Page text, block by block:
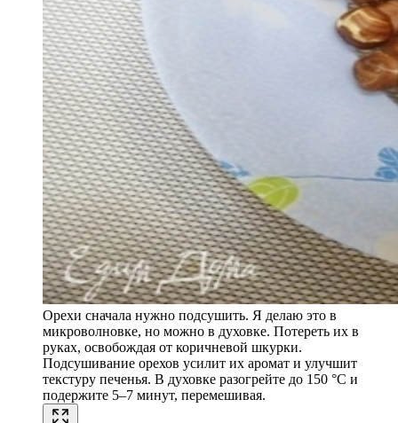
Орехи сначала нужно подсушить. Я делаю это в
микроволновке, но можно в духовке. Потереть их в
руках, освобождая от коричневой шкурки.
Подсушивание орехов усилит их аромат и улучшит
текстуру печенья. В духовке разогрейте до 150 °C и
подержите 5–7 минут, перемешивая.